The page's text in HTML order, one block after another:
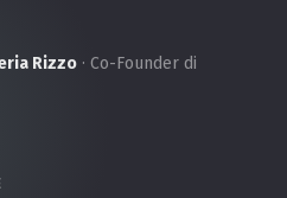
Rizzo · Co-Founder di